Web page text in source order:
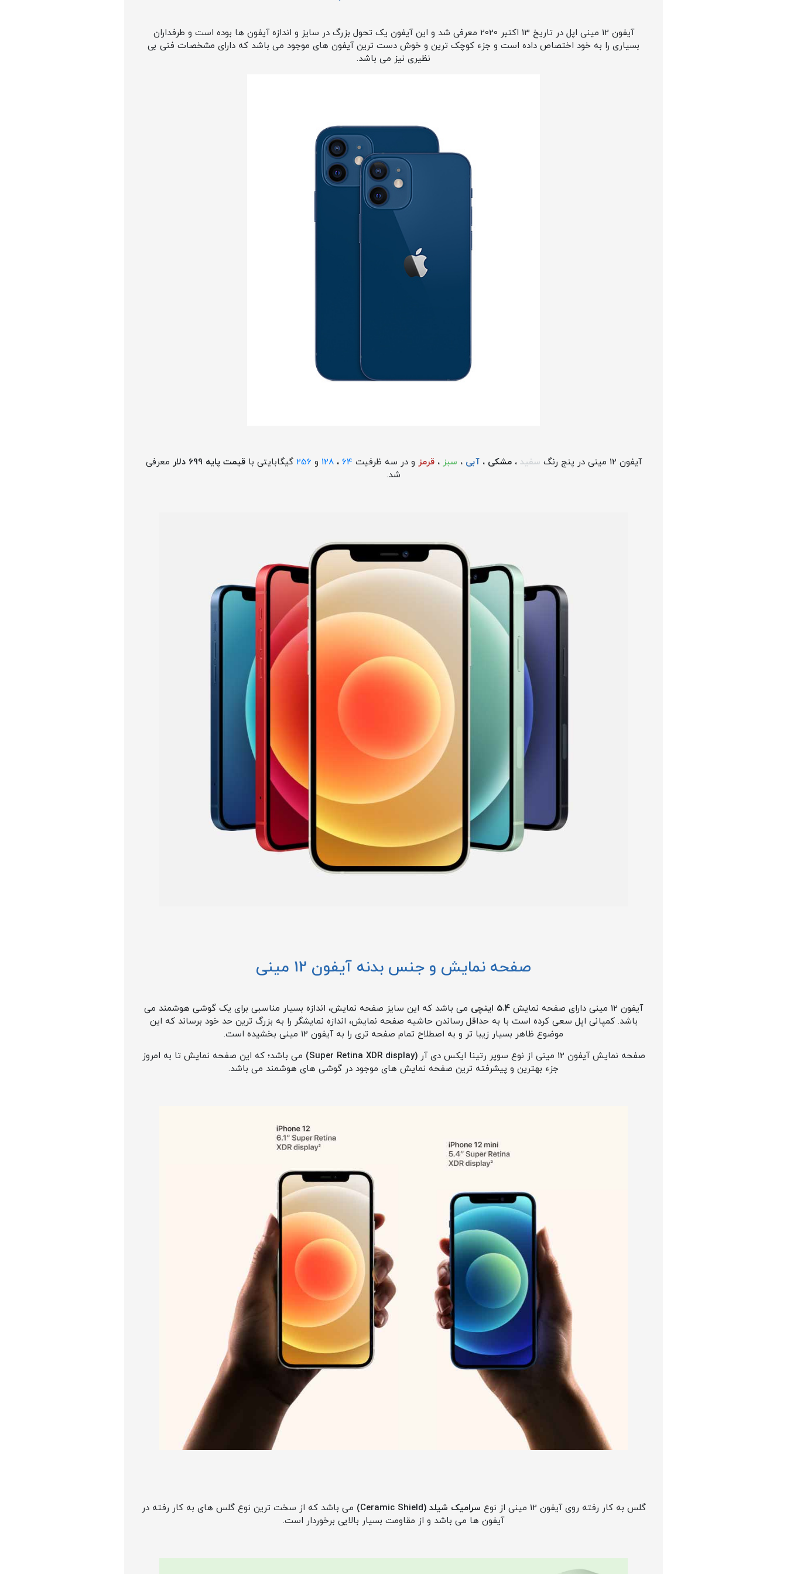
آیفون 12 مینی اپل در تاریخ 13 اکتبر 2020 معرفی شد و این آیفون یک تحول بزرگ در سایز و اندازه آیفون ها بوده است و طرفداران
بسیاری را به خود اختصاص داده است و جزء کوچک ترین و خوش دست ترین آیفون های موجود می باشد که دارای مشخصات فنی بی
نظیری نیز می باشد.
آیفون 12 مینی در پنج رنگ سفید، مشکی ،آبی، سبز،قرمز و در سه ظرفیت 64 ،128 و 256 گیگابایتی باقیمت پایه 699 دلار
معرفی
شد.
صفحه نمایش و جنس بدنه آیفون 12 مینی
آیفون 12 مینی دارای صفحه نمایش 5.4 اینچی می باشد که این سایز صفحه نمایش، اندازه بسیار مناسبی برای یک گوشی هوشمند می
باشد. کمپانی اپل سعی کرده است با به حداقل رساندن حاشیه صفحه نمایش، اندازه نمایشگر را به بزرگ ترین حد خود برساند که این
موضوع ظاهر بسیار زیبا تر و به اصطلاح تمام صفحه تری را به آیفون 12 مینی بخشیده است.
صفحه نمایش آیفون 12 مینی از نوع سوپر رتینا ایکس دی آر
(Super Retina XDR display)
می باشد؛ که این صفحه نمایش تا به امروز
جزء بهترین و پیشرفته ترین صفحه نمایش های موجود در گوشی های هوشمند می باشد.
گلس به کار رفته روی آیفون 12 مینی از نوع سرامیک شیلد (Ceramic Shield)
می باشد که از سخت ترین نوع گلس های به کار رفته در
آیفون ها می باشد و از مقاومت بسیار بالایی برخوردار است.